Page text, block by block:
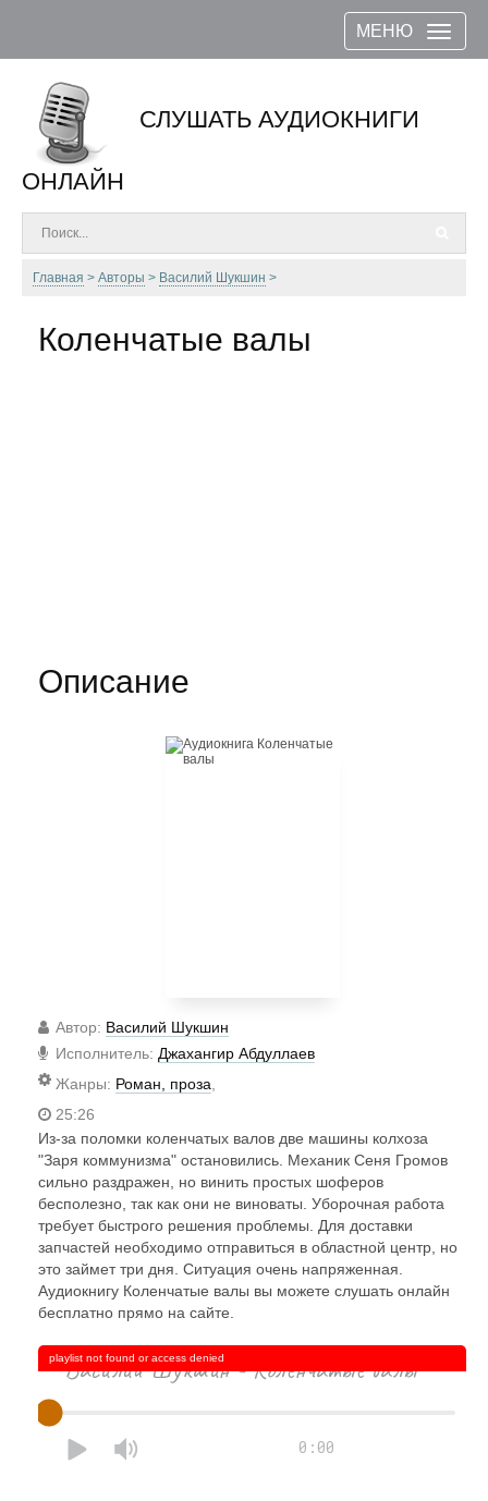
МЕНЮ
СЛУШАТЬ АУДИОКНИГИ
ОНЛАЙН
Главная Авторы Василий Шукшин
Коленчатые валы
Описание
Автор: Василий Шукшин
Исполнитель: Джахангир Абдуллаев
Жанры: Роман, проза
25:26
Из-за поломки коленчатых валов две машины колхоза
"Заря коммунизма" остановились. Механик Сеня Громов
сильно раздражен, но винить простых шоферов
бесполезно, так как они не виноваты. Уборочная работа
требует быстрого решения проблемы. Для доставки
запчастей необходимо отправиться в областной центр, но
это займет три дня. Ситуация очень напряженная.
Аудиокнигу Коленчатые валы вы можете слушать онлайн
бесплатно прямо на сайте.
Василий Шукшин - Коленчатые валы
0:00
playlist not found or access denied